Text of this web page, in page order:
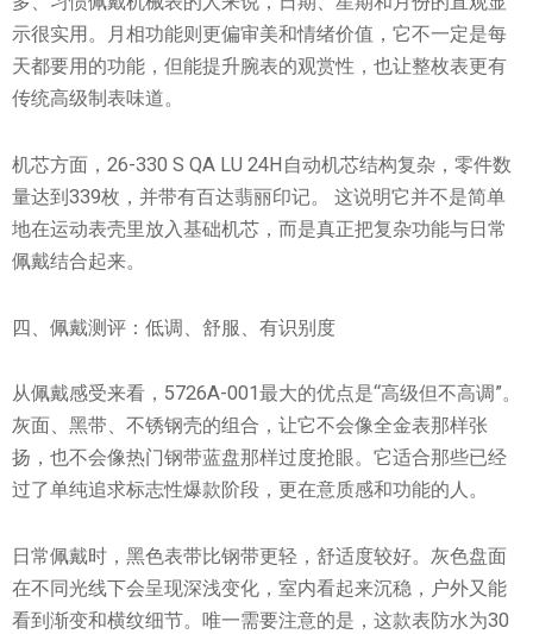
示很实用。月相功能则更偏审美和情绪价值，它不一定是每
天都要用的功能，但能提升腕表的观赏性，也让整枚表更有
传统高级制表味道。
机芯方面，26-330 S QA LU 24H自动机芯结构复杂，零件数
量达到339枚，并带有百达翡丽印记。 这说明它并不是简单
地在运动表壳里放入基础机芯，而是真正把复杂功能与日常
佩戴结合起来。
四、佩戴测评：低调、舒服、有识别度
从佩戴感受来看，5726A-001最大的优点是“高级但不高调”。
灰面、黑带、不锈钢壳的组合，让它不会像全金表那样张
扬，也不会像热门钢带蓝盘那样过度抢眼。它适合那些已经
过了单纯追求标志性爆款阶段，更在意质感和功能的人。
日常佩戴时，黑色表带比钢带更轻，舒适度较好。灰色盘面
在不同光线下会呈现深浅变化，室内看起来沉稳，户外又能
看到渐变和横纹细节。唯一需要注意的是，这款表防水为30